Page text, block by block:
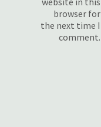
browser for
the next time I
comment.